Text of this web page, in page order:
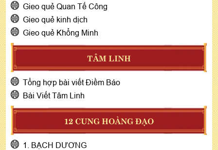
Gieo quẻ Quan Tế Công
Gieo quẻ kinh dịch
Gieo quẻ Khổng Minh
TÂM LINH
Tổng hợp bài viết Điềm Báo
Bài Viết Tâm Linh
12 CUNG HOÀNG ĐẠO
1. BẠCH DƯƠNG